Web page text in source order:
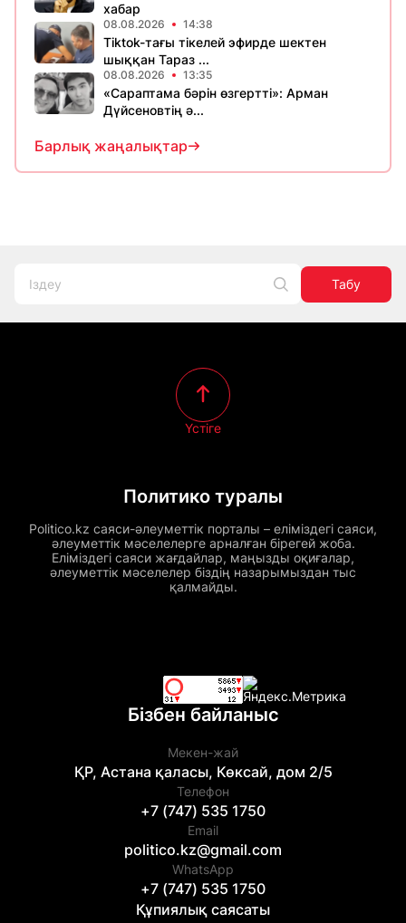
хабар
08.08.2026 14:38
Tiktok-тағы тікелей эфирде шектен
шыққан Тараз ...
08.08.2026 13:35
«Сараптама бәрін өзгертті»: Арман
Дүйсеновтің ә...
Барлық жаңалықтар
Табу
Политико туралы
Politico.kz саяси-әлеуметтік порталы – еліміздегі саяси,
әлеуметтік мәселелерге арналған бірегей жоба.
Еліміздегі саяси жағдайлар, маңызды оқиғалар,
әлеуметтік мәселелер біздің назарымыздан тыс
қалмайды.
Үстіге
Бізбен байланыс
Мекен-жай
ҚР, Астана қаласы, Көксай, дом 2/5
Телефон
+7 (747) 535 1750
Email
politico.kz@gmail.com
WhatsApp
+7 (747) 535 1750
Құпиялық саясаты